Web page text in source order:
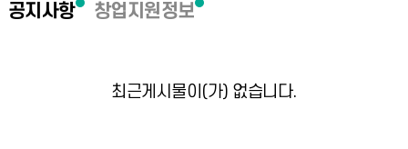
공지사항
최근게시물이(가) 없습니다.
창업지원정보